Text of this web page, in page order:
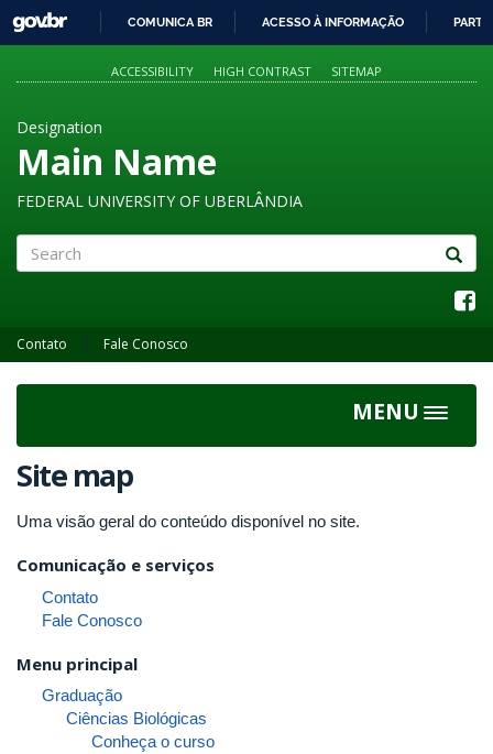
PARA
O
GOVBR
COMUNICA BR ACESSO À INFORMAÇÃO
ACCESSIBILITY HIGH CONTRAST SITEMAP
Designation
Main Name
FEDERAL UNIVERSITY OF UBERLÂNDIA
Contato Fale Conosco
MENU
Toggle
Site map
Uma visão geral do conteúdo disponível no site.
Comunicação e serviços
Contato
Fale Conosco
Menu principal
Graduação
Ciências Biológicas
Conheça o curso